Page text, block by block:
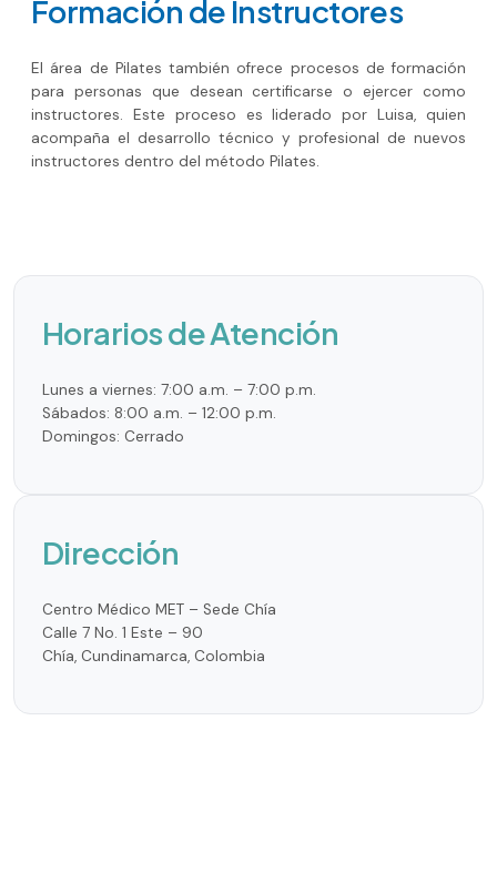
Formación de Instructores
El área de Pilates también ofrece procesos de formación
para personas que desean certificarse o ejercer como
instructores. Este proceso es liderado por Luisa, quien
acompaña el desarrollo técnico y profesional de nuevos
instructores dentro del método Pilates.
Horarios de Atención
Lunes a viernes: 7:00 a.m. – 7:00 p.m.
Sábados: 8:00 a.m. – 12:00 p.m.
Domingos: Cerrado
Dirección
Centro Médico MET – Sede Chía
Calle 7 No. 1 Este – 90
Chía, Cundinamarca, Colombia